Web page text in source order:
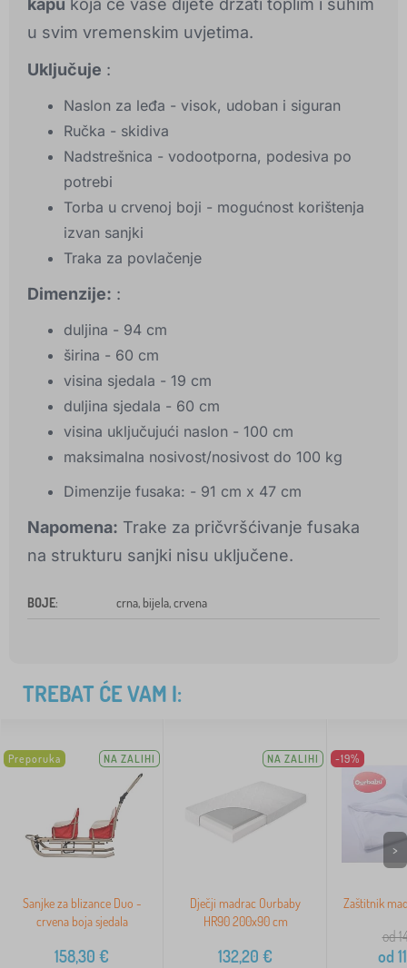
kapu koja će vaše dijete držati toplim i suhim
u svim vremenskim uvjetima.
Uključuje :
Naslon za leđa - visok, udoban i siguran
Ručka - skidiva
Nadstrešnica - vodootporna, podesiva po
potrebi
Torba u crvenoj boji - mogućnost korištenja
izvan sanjki
Traka za povlačenje
Dimenzije: :
duljina - 94 cm
širina - 60 cm
visina sjedala - 19 cm
duljina sjedala - 60 cm
visina uključujući naslon - 100 cm
maksimalna nosivost/nosivost do 100 kg
Dimenzije fusaka: - 91 cm x 47 cm
Napomena: Trake za pričvršćivanje fusaka
na strukturu sanjki nisu uključene.
BOJE: crna, bijela, crvena
TREBAT ĆE VAM I:
Preporuka NA ZALIHI
Sanjke za blizance Duo -
crvena boja sjedala
158,30 €
NA ZALIHI
Dječji madrac Ourbaby
HR90 200x90 cm
132,20 €
-19%
Zaštitnik
od
od
>